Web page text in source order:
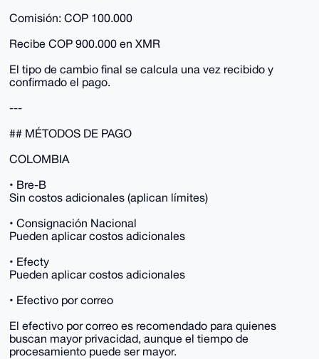
Comisión: COP 100.000
Recibe COP 900.000 en XMR
El tipo de cambio final se calcula una vez recibido y
confirmado el pago.
---
## MÉTODOS DE PAGO
COLOMBIA
• Bre-B
Sin costos adicionales (aplican límites)
• Consignación Nacional
Pueden aplicar costos adicionales
• Efecty
Pueden aplicar costos adicionales
• Efectivo por correo
El efectivo por correo es recomendado para quienes
buscan mayor privacidad, aunque el tiempo de
procesamiento puede ser mayor.